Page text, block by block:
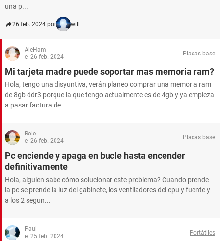
una p...
26 feb. 2024 por will
AleHam
el 26 feb. 2024
Placas base
Mi tarjeta madre puede soportar mas memoria ram?
Hola, tengo una disyuntiva, verán planeo comprar una memoria ram
de 8gb ddr3 porque la que tengo actualmente es de 4gb y ya empieza
a pasar factura de...
Role
el 26 feb. 2024
Placas base
Pc enciende y apaga en bucle hasta encender
definitivamente
Hola, alguien sabe cómo solucionar este problema? Cuando prende
la pc se prende la luz del gabinete, los ventiladores del cpu y fuente y
a los 2 segun...
Paul
el 25 feb. 2024
Portátiles